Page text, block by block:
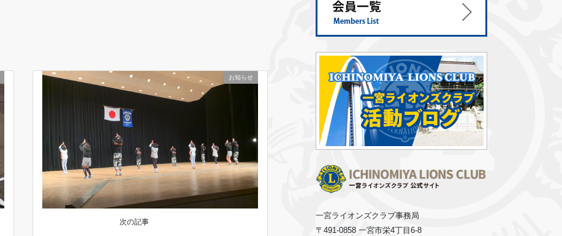
お知らせ
次の記事
一宮ライオンズクラブ事務局
〒491-0858 一宮市栄4丁目6-8